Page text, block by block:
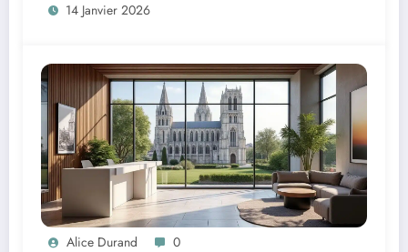
14 Janvier 2026
Alice Durand 0